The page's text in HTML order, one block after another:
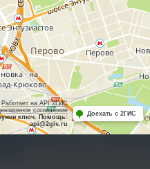
Работает на API 2ГИС
соглашение
ключ. Помощь:
api@2gis.ru
Доехать с 2ГИС